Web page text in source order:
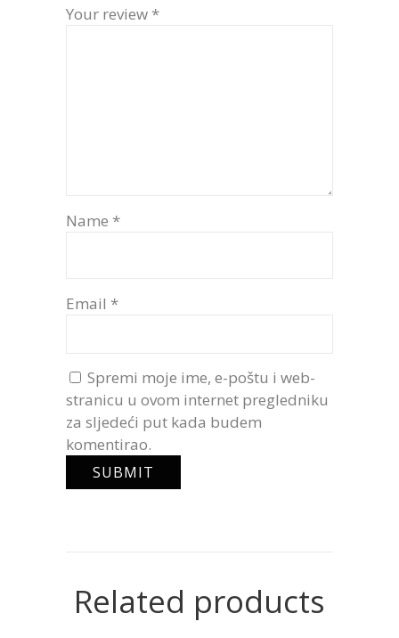
Your review *
Name *
Email *
Spremi moje ime, e-poštu i web-
stranicu u ovom internet pregledniku
za sljedeći put kada budem
komentirao.
Related products